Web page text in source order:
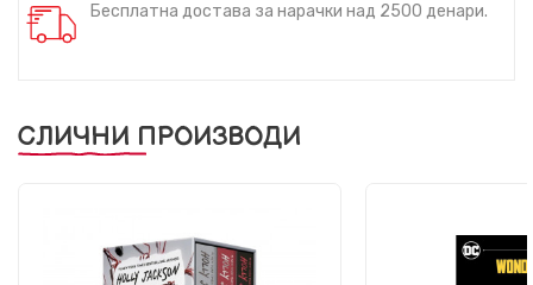
Бесплатна достава за нарачки над 2500 денари.
СЛИЧНИ ПРОИЗВОДИ